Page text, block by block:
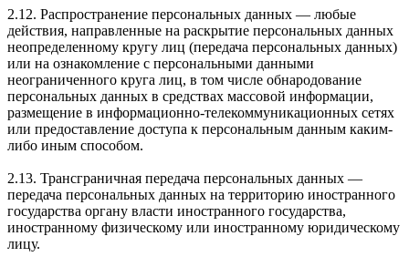
2.12. Распространение персональных данных — любые
действия, направленные на раскрытие персональных данных
неопределенному кругу лиц (передача персональных данных)
или на ознакомление с персональными данными
неограниченного круга лиц, в том числе обнародование
персональных данных в средствах массовой информации,
размещение в информационно-телекоммуникационных сетях
или предоставление доступа к персональным данным каким-
либо иным способом.
2.13. Трансграничная передача персональных данных —
передача персональных данных на территорию иностранного
государства органу власти иностранного государства,
иностранному физическому или иностранному юридическому
лицу.